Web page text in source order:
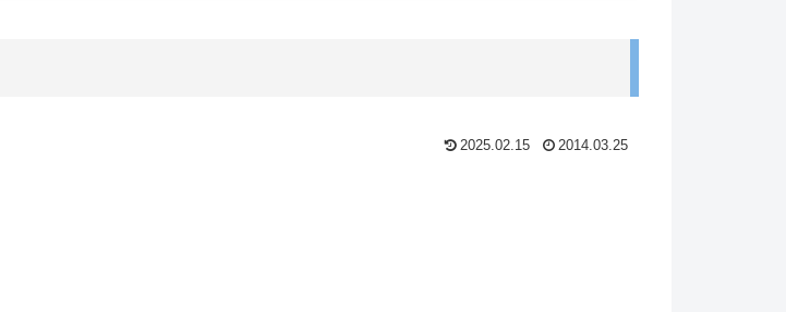
2025.02.15 2014.03.25